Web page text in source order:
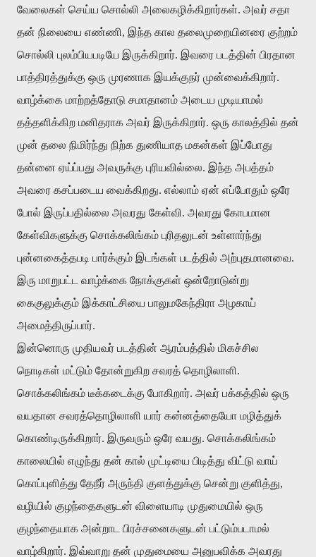
வேலைகள் செய்ய சொல்லி அலைகழிக்கிறார்கள். அவர் சதா
தன் நிலையை எண்ணி, இந்த கால தலைமுறையினரை குற்றம்
சொல்லி புலம்பியபடியே இருக்கிறார். இவரை படத்தின் பிரதான
பாத்திரத்துக்கு ஒரு முரணாக இயக்குநர் முன்வைக்கிறார்.
வாழ்க்கை மாற்றத்தோடு சமாதானம் அடைய முடியாமல்
தத்தளிக்கிற மனிதராக அவர் இருக்கிறார். ஒரு காலத்தில் தன்
முன் தலை நிமிர்ந்து நிற்க துணியாத மகன்கள் இப்போது
தன்னை ஏய்ப்பது அவருக்கு புரியவில்லை. இந்த அபத்தம்
அவரை கசப்படைய வைக்கிறது. எல்லாம் ஏன் எப்போதும் ஒரே
போல் இருப்பதில்லை அவரது கேள்வி. அவரது கோபமான
கேள்விகளுக்கு சொக்கலிங்கம் புரிதலுடன் உள்ளார்ந்து
புன்னகைத்தபடி பார்க்கும் இடங்கள் படத்தில் அற்புதமானவை.
இரு மாறுபட்ட வாழ்க்கை நோக்குகள் ஒன்றோடுன்று
கைகுலுக்கும் இக்காட்சியை பாலுமகேந்திரா அழகாய்
அமைத்திருப்பார்.
இன்னொரு முதியவர் படத்தின் ஆரம்பத்தில் மிகச்சில
நொடிகள் மட்டும் தோன்றுகிற சவரத் தொழிலாளி.
சொக்கலிங்கம் டீக்கடைக்கு போகிறார். அவர் பக்கத்தில் ஒரு
வயதான சவரத்தொழிலாளி யார் கன்னத்தையோ மழித்துக்
கொண்டிருக்கிறார். இருவரும் ஒரே வயது. சொக்கலிங்கம்
காலையில் எழுந்து தன் கால் முட்டியை பிடித்து விட்டு வாய்
கொப்புளித்து தேநீர் அருந்தி குளத்துக்கு சென்று குளித்து,
வழியில் குழந்தைகளுடன் விளையாடி முதுமையில் ஒரு
குழந்தையாக அன்றாட பிரச்சனைகளுடன் பட்டும்படாமல்
வாழ்கிறார். இவ்வாறு தன் முதுமையை அனுபவிக்க அவரது